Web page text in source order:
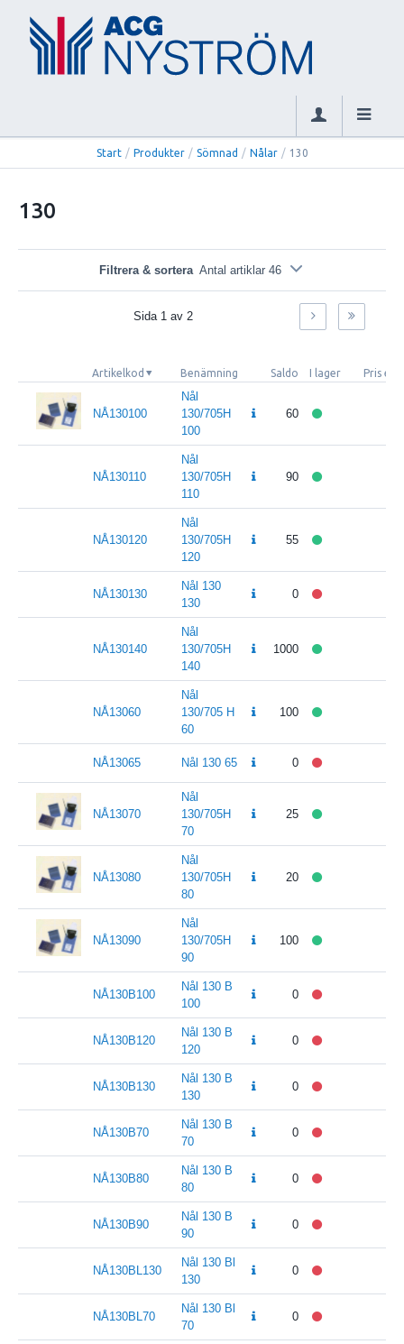
Start / Produkter / Sömnad / Nålar / 130
130
Filtrera & sortera Antal artiklar 46
Sida 1 av 2
Artikelkod Benämning Saldo I lager Pris
NÅ130100
Nål
130/705H
100
60
NÅ130110
Nål
130/705H
110
90
NÅ130120
Nål
130/705H
120
55
NÅ130130
Nål 130
130
0
NÅ130140
Nål
130/705H
140
1000
NÅ13060
Nål
130/705 H
60
100
NÅ13065 Nål 130 65 0
NÅ13070
Nål
130/705H
70
25
NÅ13080
Nål
130/705H
80
20
NÅ13090
Nål
130/705H
90
100
NÅ130B100
Nål 130 B
100
0
NÅ130B120
Nål 130 B
120
0
NÅ130B130
Nål 130 B
130
0
NÅ130B70
Nål 130 B
70
0
NÅ130B80
Nål 130 B
80
0
NÅ130B90
Nål 130 B
90
0
NÅ130BL130
Nål 130 Bl
130
0
NÅ130BL70
Nål 130 Bl
70
0